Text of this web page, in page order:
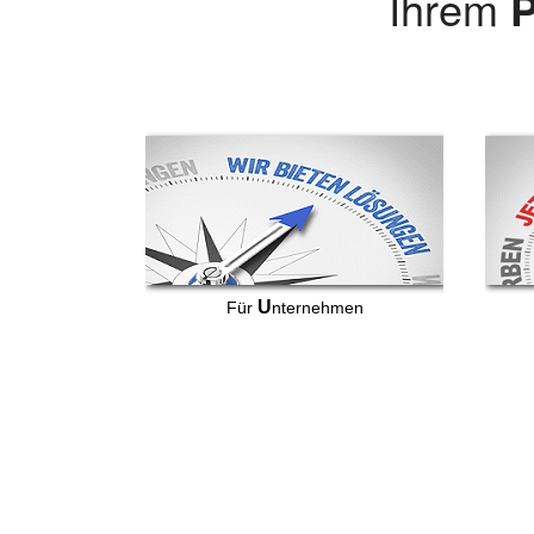
Für Unternehmen